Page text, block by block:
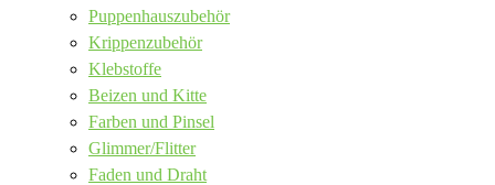
Puppenhauszubehör
Krippenzubehör
Klebstoffe
Beizen und Kitte
Farben und Pinsel
Glimmer/Flitter
Faden und Draht